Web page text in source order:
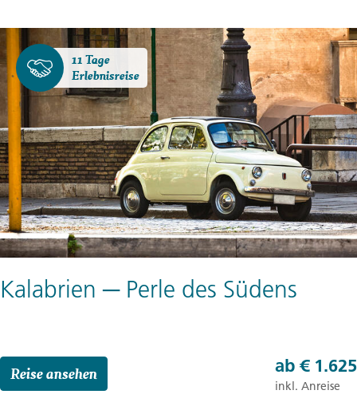
11 Tage
Erlebnisreise
Kalabrien ─ Perle des Südens
Reise ansehen ab € 1.625
inkl. Anreise